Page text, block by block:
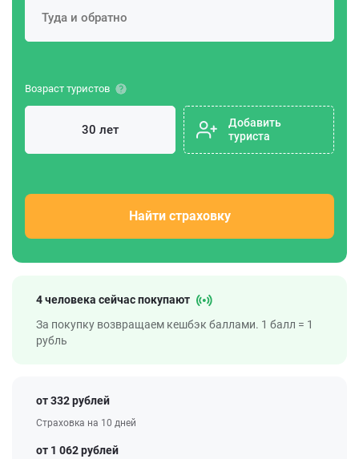
Возраст туристов
Добавить
туриста
Найти страховку
4 человека сейчас покупают
За покупку возвращаем кешбэк баллами. 1 балл = 1
рубль
от 332 рублей
Страховка на 10 дней
от 1 062 рублей